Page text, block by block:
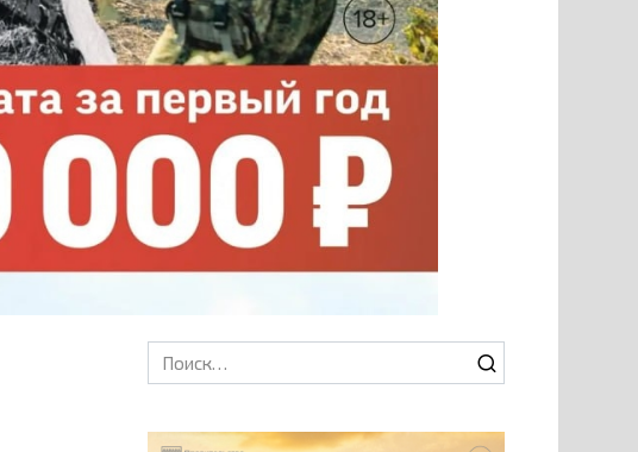
Search
for: